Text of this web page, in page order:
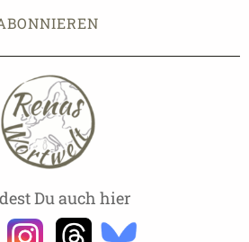
Du auch hier